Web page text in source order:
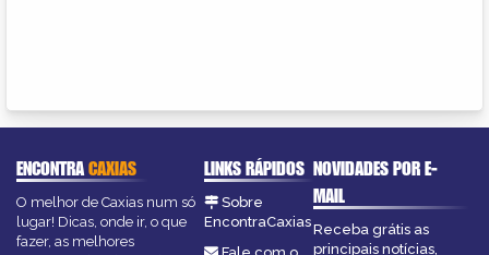
ENCONTRACAXIAS
O melhor de Caxias num só
lugar! Dicas, onde ir, o que
fazer, as melhores
LINKS RÁPIDOS
Sobre
EncontraCaxias
NOVIDADES POR E-
MAIL
Receba grátis as
principais notícias,